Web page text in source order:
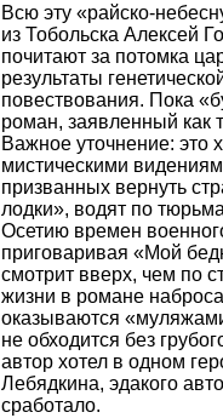
Всю эту «райско-
из Тобольска Алексей
почитают за потомка
результаты
повествования. Пока
роман, заявленный как
Важное уточнение:
мистическими
призванных вернуть
лодки», водят по
Осетию времен
приговаривая «Мой
смотрит вверх, чем по
жизни в романе
оказываются
не обходится без
автор хотел в одном
Лебядкина, эдакого
сработало.